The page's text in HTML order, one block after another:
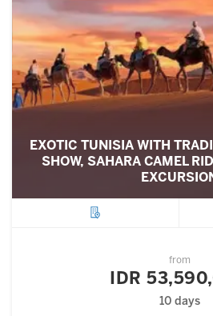
EXOTIC TUNISIA WITH
SHOW, SAHARA CAMEL
from
IDR
10 days